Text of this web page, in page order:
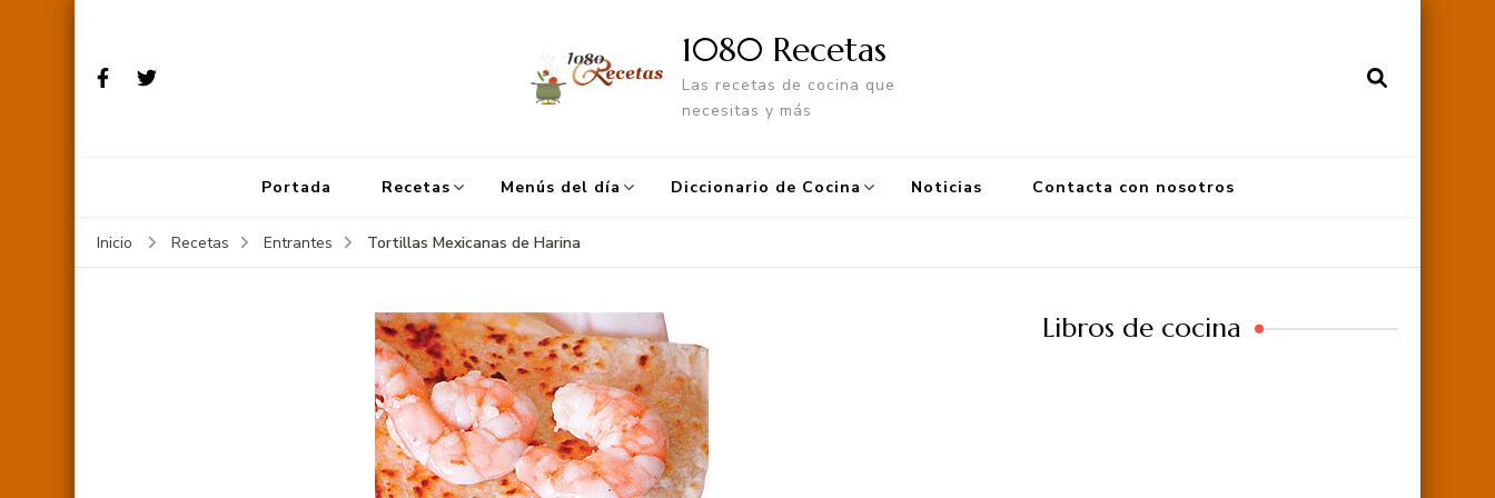
1080 Recetas
Las recetas de cocina que
necesitas y más
Portada Recetas Menús del día Diccionario de Cocina Noticias Contacta con nosotros
Inicio Recetas Entrantes Tortillas Mexicanas de Harina
Libros de cocina